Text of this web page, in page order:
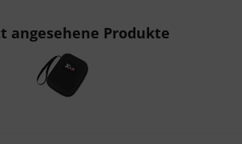
angesehene Produkte